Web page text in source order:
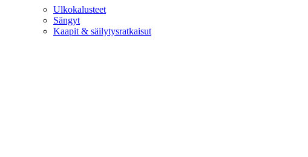
Ulkokalusteet
Sängyt
Kaapit & säilytysratkaisut